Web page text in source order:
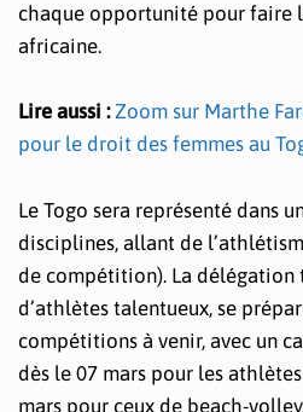
chaque opportunité pour faire
africaine.
Lire aussi :Zoom sur Marthe
pour le droit des femmes au
Le Togo sera représenté dans
disciplines, allant de
de compétition). La délégation
d’athlètes talentueux, se
compétitions à venir, avec un
dès le 07 mars pour les
mars pour ceux de beach-